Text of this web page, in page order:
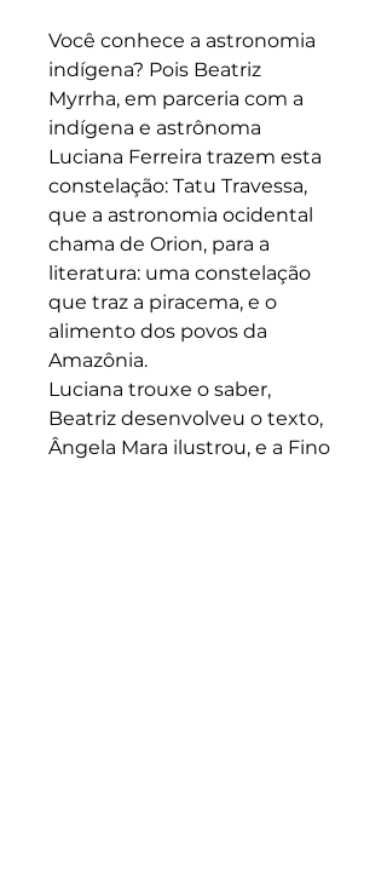
Você conhece a astronomia
indígena? Pois Beatriz
Myrrha, em parceria com a
indígena e astrônoma
Luciana Ferreira trazem esta
constelação: Tatu Travessa,
que a astronomia ocidental
chama de Orion, para a
literatura: uma constelação
que traz a piracema, e o
alimento dos povos da
Amazônia.
Luciana trouxe o saber,
Beatriz desenvolveu o texto,
Ângela Mara ilustrou, e a Fino